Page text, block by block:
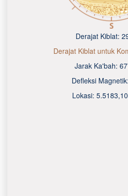
Derajat Kiblat:
Derajat Kiblat untuk
Jarak Ka'bah:
Defleksi Magnetik:
Lokasi: 5.5183,